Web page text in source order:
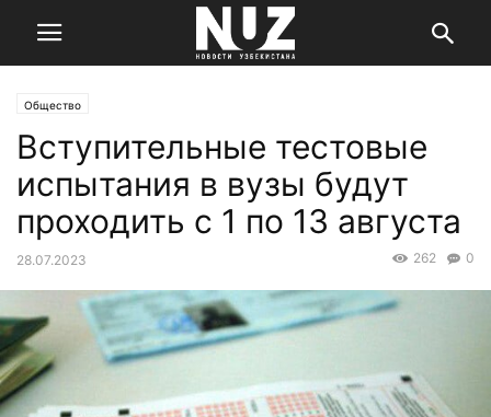
Общество
Вступительные тестовые
испытания в вузы будут
проходить с 1 по 13 августа
28.07.2023 0
262